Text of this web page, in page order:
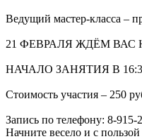
Ведущий мастер-класса –
21 ФЕВРАЛЯ ЖДЁМ ВАС
НАЧАЛО ЗАНЯТИЯ В
Стоимость участия – 250
Запись по телефону: 8-915-
Начните весело и с